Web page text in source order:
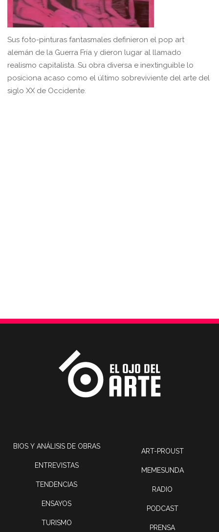
Sus foto-pinturas fantasmales definieron el pop art
alemán de la Guerra Fría y dieron lugar al llamado
realismo capitalista. Su obra diversa e inextinguible lo
posiciona acaso como el último sobreviviente del arte del
siglo XX de Occidente.
BIOS Y ANÁLISIS DE OBRAS
ENTREVISTAS
TENDENCIAS
ENSAYOS
TURISMO
ART-PROUST
MEMESUNDA
RADIO
PODCAST
PRENSA